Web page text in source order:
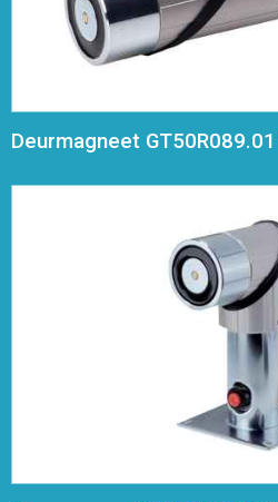
Deurmagneet